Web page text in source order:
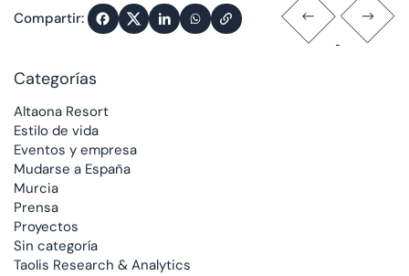
Compartir:
Categorías
Altaona Resort
Estilo de vida
Eventos y empresa
Mudarse a España
Murcia
Prensa
Proyectos
Sin categoría
Taolis Research & Analytics